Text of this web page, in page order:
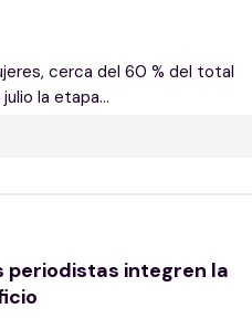
cerca del 60 % del total
la etapa...
periodistas integren la